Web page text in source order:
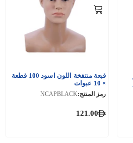
قبعة منتفخة اللون اسود 100 قطعة
× 10 عبوات
رمز المنتج:NCAPBLACK
121.00